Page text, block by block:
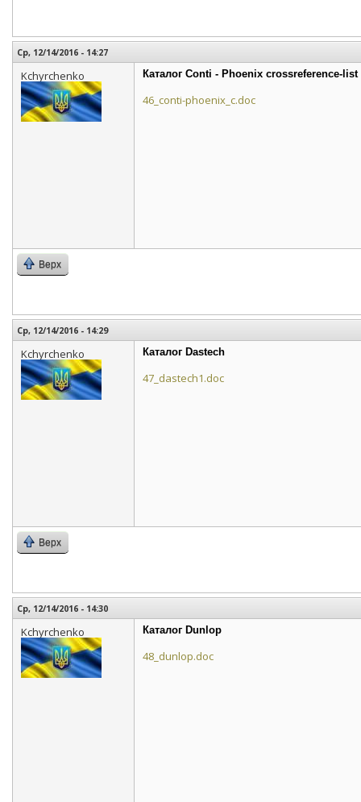
Ср, 12/14/2016 - 14:27
Kchyrchenko Каталог Conti - Phoenix crossreference-list
46_conti-phoenix_c.doc
Верх
Ср, 12/14/2016 - 14:29
Kchyrchenko Каталог Dastech
47_dastech1.doc
Верх
Ср, 12/14/2016 - 14:30
Kchyrchenko Каталог Dunlop
48_dunlop.doc